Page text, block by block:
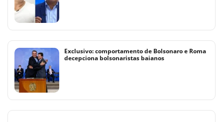
Exclusivo: comportamento de Bolsonaro e Roma
decepciona bolsonaristas baianos